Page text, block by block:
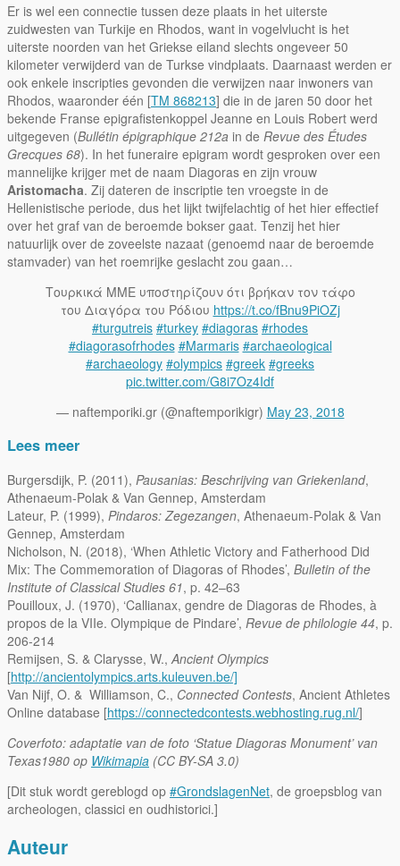
Er is wel een connectie tussen deze plaats in het uiterste
zuidwesten van Turkije en Rhodos, want in vogelvlucht is het
uiterste noorden van het Griekse eiland slechts ongeveer 50
kilometer verwijderd van de Turkse vindplaats. Daarnaast werden er
ook enkele inscripties gevonden die verwijzen naar inwoners van
Rhodos, waaronder één [TM 868213] die in de jaren 50 door het
bekende Franse epigrafistenkoppel Jeanne en Louis Robert werd
uitgegeven (Bullétin épigraphique 212a in de Revue des Études
Grecques 68). In het funeraire epigram wordt gesproken over een
mannelijke krijger met de naam Diagoras en zijn vrouw
Aristomacha. Zij dateren de inscriptie ten vroegste in de
Hellenistische periode, dus het lijkt twijfelachtig of het hier effectief
over het graf van de beroemde bokser gaat. Tenzij het hier
natuurlijk over de zoveelste nazaat (genoemd naar de beroemde
stamvader) van het roemrijke geslacht zou gaan…
Τουρκικά ΜΜΕ υποστηρίζουν ότι βρήκαν τον τάφο
του Διαγόρα του Ρόδιου https://t.co/fBnu9PiOZj
#turgutreis #turkey #diagoras #rhodes
#diagorasofrhodes #Marmaris #archaeological
#archaeology #olympics #greek #greeks
pic.twitter.com/G8i7Oz4Idf
— naftemporiki.gr (@naftemporikigr) May 23, 2018
Lees meer
Burgersdijk, P. (2011), Pausanias: Beschrijving van Griekenland,
Athenaeum-Polak & Van Gennep, Amsterdam
Lateur, P. (1999), Pindaros: Zegezangen, Athenaeum-Polak & Van
Gennep, Amsterdam
Nicholson, N. (2018), ‘When Athletic Victory and Fatherhood Did
Mix: The Commemoration of Diagoras of Rhodes’, Bulletin of the
Institute of Classical Studies 61, p. 42–63
Pouilloux, J. (1970), ‘Callianax, gendre de Diagoras de Rhodes, à
propos de la VIIe. Olympique de Pindare’, Revue de philologie 44, p.
206-214
Remijsen, S. & Clarysse, W., Ancient Olympics
[http://ancientolympics.arts.kuleuven.be/]
Van Nijf, O. & Williamson, C., Connected Contests, Ancient Athletes
Online database [https://connectedcontests.webhosting.rug.nl/]
Coverfoto: adaptatie van de foto ‘Statue Diagoras Monument’ van
Texas1980 op Wikimapia (CC BY-SA 3.0)
[Dit stuk wordt gereblogd op #GrondslagenNet, de groepsblog van
archeologen, classici en oudhistorici.]
Auteur